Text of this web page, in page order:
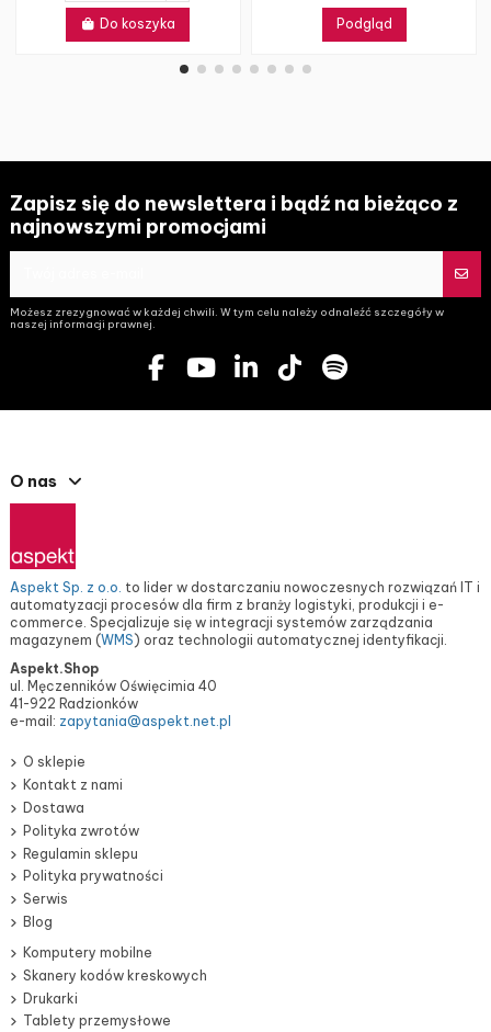
Do koszyka Podgląd
Zapisz się do newslettera i bądź na bieżąco z
najnowszymi promocjami
Możesz zrezygnować w każdej chwili. W tym celu należy odnaleźć szczegóły w
naszej informacji prawnej.
O nas
Aspekt Sp. z o.o. to lider w dostarczaniu nowoczesnych rozwiązań IT i
automatyzacji procesów dla firm z branży logistyki, produkcji i e-
commerce. Specjalizuje się w integracji systemów zarządzania
magazynem (WMS) oraz technologii automatycznej identyfikacji.
Aspekt.Shop
ul. Męczenników Oświęcimia 40
41-922 Radzionków
e-mail: zapytania@aspekt.net.pl
O sklepie
Kontakt z nami
Dostawa
Polityka zwrotów
Regulamin sklepu
Polityka prywatności
Serwis
Blog
Komputery mobilne
Skanery kodów kreskowych
Drukarki
Tablety przemysłowe